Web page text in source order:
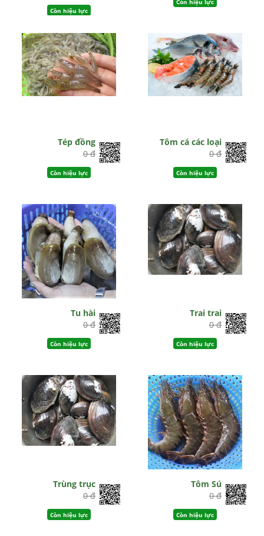
Còn hiệu lực
Còn hiệu lực
Tép đồng
0 đ
Còn hiệu lực
Tôm cá các loại
0 đ
Còn hiệu lực
Tu hài
0 đ
Còn hiệu lực
Trai trai
0 đ
Còn hiệu lực
Trùng trục
0 đ
Còn hiệu lực
Tôm Sú
0 đ
Còn hiệu lực